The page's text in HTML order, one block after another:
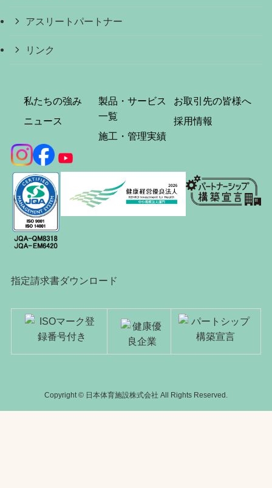
アスリートパートナー
リンク
私たちの強み
ニュース
製品・サービス
一覧
施工・管理実績
お取引先の皆様へ
採用情報
指定請求書ダウンロード
Copyright © 日本体育施設株式会社 All Rights Reserved.